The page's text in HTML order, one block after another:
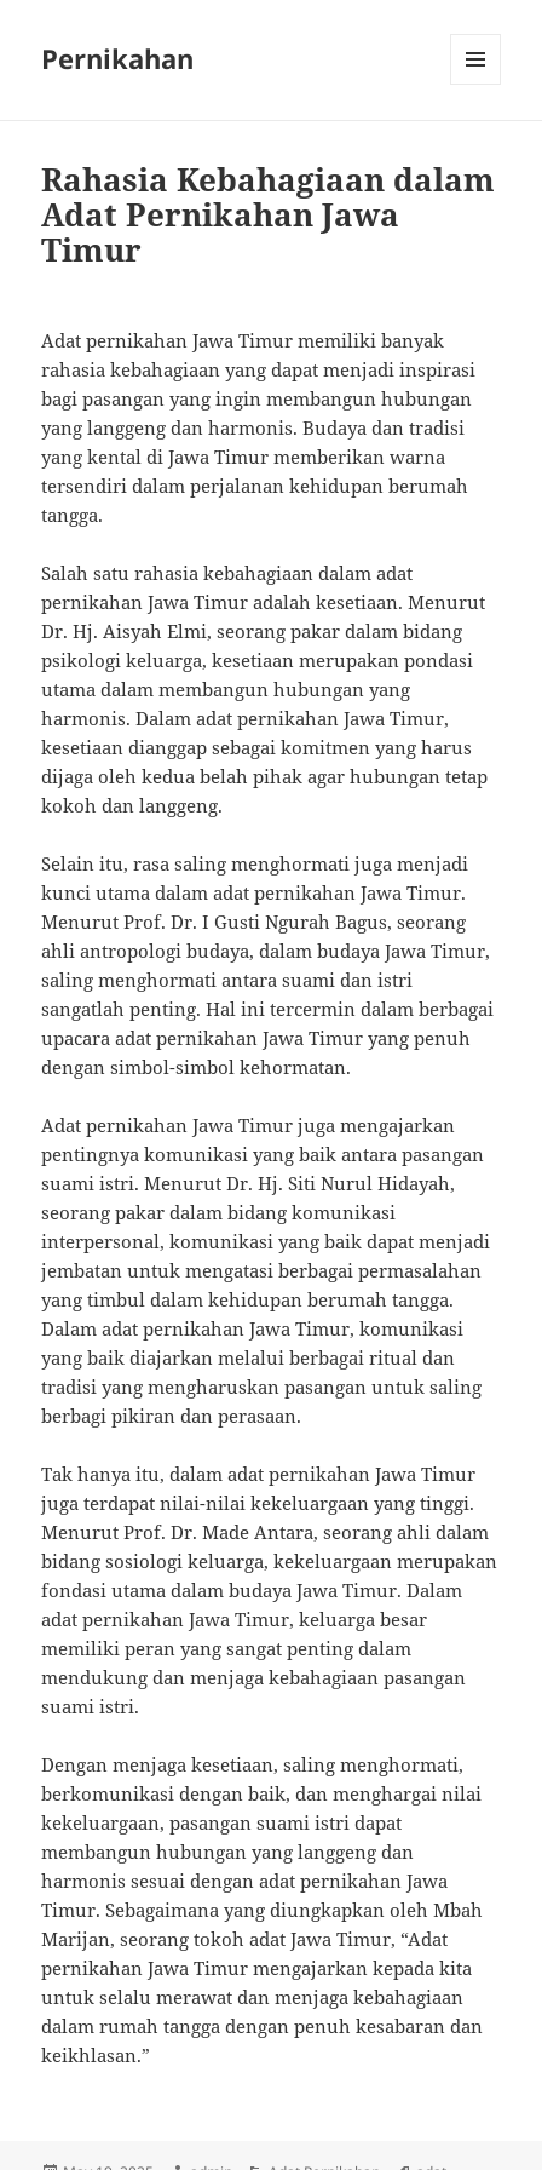
Pernikahan
Rahasia Kebahagiaan dalam
Adat Pernikahan Jawa
Timur
Adat pernikahan Jawa Timur memiliki banyak
rahasia kebahagiaan yang dapat menjadi inspirasi
bagi pasangan yang ingin membangun hubungan
yang langgeng dan harmonis. Budaya dan tradisi
yang kental di Jawa Timur memberikan warna
tersendiri dalam perjalanan kehidupan berumah
tangga.
Salah satu rahasia kebahagiaan dalam adat
pernikahan Jawa Timur adalah kesetiaan. Menurut
Dr. Hj. Aisyah Elmi, seorang pakar dalam bidang
psikologi keluarga, kesetiaan merupakan pondasi
utama dalam membangun hubungan yang
harmonis. Dalam adat pernikahan Jawa Timur,
kesetiaan dianggap sebagai komitmen yang harus
dijaga oleh kedua belah pihak agar hubungan tetap
kokoh dan langgeng.
Selain itu, rasa saling menghormati juga menjadi
kunci utama dalam adat pernikahan Jawa Timur.
Menurut Prof. Dr. I Gusti Ngurah Bagus, seorang
ahli antropologi budaya, dalam budaya Jawa Timur,
saling menghormati antara suami dan istri
sangatlah penting. Hal ini tercermin dalam berbagai
upacara adat pernikahan Jawa Timur yang penuh
dengan simbol-simbol kehormatan.
Adat pernikahan Jawa Timur juga mengajarkan
pentingnya komunikasi yang baik antara pasangan
suami istri. Menurut Dr. Hj. Siti Nurul Hidayah,
seorang pakar dalam bidang komunikasi
interpersonal, komunikasi yang baik dapat menjadi
jembatan untuk mengatasi berbagai permasalahan
yang timbul dalam kehidupan berumah tangga.
Dalam adat pernikahan Jawa Timur, komunikasi
yang baik diajarkan melalui berbagai ritual dan
tradisi yang mengharuskan pasangan untuk saling
berbagi pikiran dan perasaan.
Tak hanya itu, dalam adat pernikahan Jawa Timur
juga terdapat nilai-nilai kekeluargaan yang tinggi.
Menurut Prof. Dr. Made Antara, seorang ahli dalam
bidang sosiologi keluarga, kekeluargaan merupakan
fondasi utama dalam budaya Jawa Timur. Dalam
adat pernikahan Jawa Timur, keluarga besar
memiliki peran yang sangat penting dalam
mendukung dan menjaga kebahagiaan pasangan
suami istri.
Dengan menjaga kesetiaan, saling menghormati,
berkomunikasi dengan baik, dan menghargai nilai
kekeluargaan, pasangan suami istri dapat
membangun hubungan yang langgeng dan
harmonis sesuai dengan adat pernikahan Jawa
Timur. Sebagaimana yang diungkapkan oleh Mbah
Marijan, seorang tokoh adat Jawa Timur, “Adat
pernikahan Jawa Timur mengajarkan kepada kita
untuk selalu merawat dan menjaga kebahagiaan
dalam rumah tangga dengan penuh kesabaran dan
keikhlasan.”